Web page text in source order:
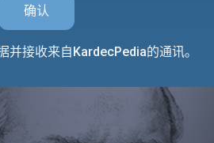
确认
并接收来自KardecPedia的通讯。